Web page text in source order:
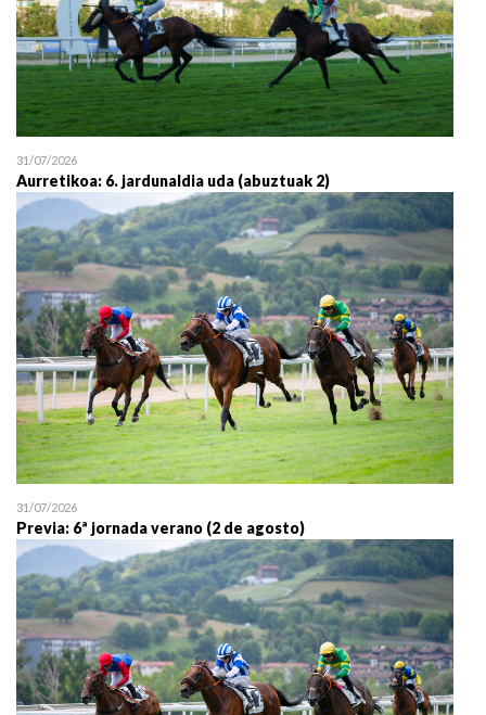
31/07/2026
Aurretikoa: 6. jardunaldia uda (abuztuak 2)
31/07/2026
Previa: 6ª jornada verano (2 de agosto)